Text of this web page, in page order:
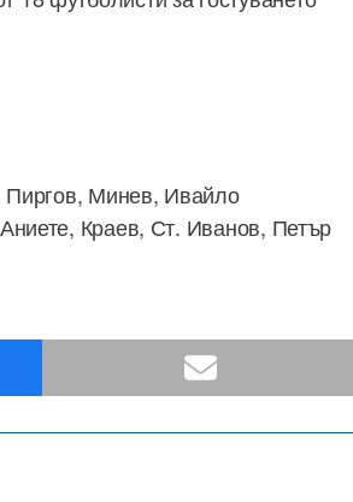
Пиргов, Минев, Ивайло
Краев, Ст. Иванов, Петър